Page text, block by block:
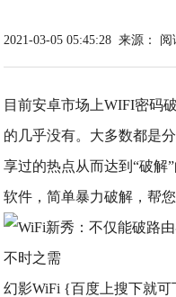
2021-03-05 05:45:28 来源： 阅
目前安卓市场上WIFI密码
的几乎没有。大多数都是
享过的热点从而达到“破解
软件，简单暴力破解，帮
幻影WiFi {百度上搜下就